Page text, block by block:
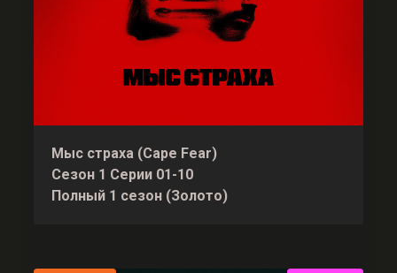
Мыс страха (Cape Fear)
Сезон 1 Серии 01-10
Полный 1 сезон (Золото)